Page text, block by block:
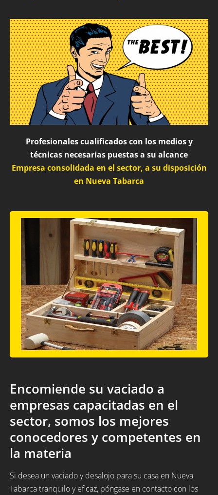
Profesionales cualificados con los medios y
técnicas necesarias puestas a su alcance
Empresa consolidada en el sector, a su disposición
en Nueva Tabarca
Encomiende su vaciado a
empresas capacitadas en el
sector, somos los mejores
conocedores y competentes en
la materia
Si desea un vaciado y desalojo para su casa en Nueva
Tabarca tranquilo y eficaz, póngase en contacto con los